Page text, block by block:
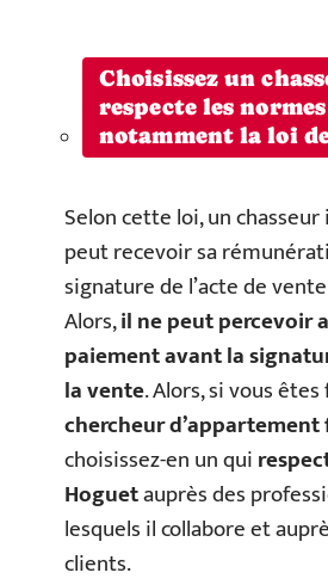
Choisissez un
respecte les normes
notamment la loi
Selon cette loi, un
peut recevoir sa
signature de l’acte de
Alors,il ne peut percevoir
paiement avant la
la vente. Alors, si vous êtes
chercheur
choisissez-en un qui
Hoguetauprès des
lesquels il collabore et
clients.